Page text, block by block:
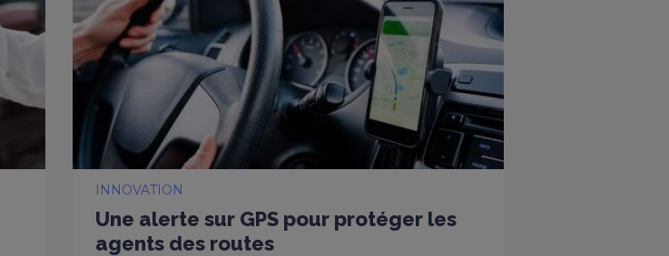
INNOVATION
Une alerte sur GPS pour protéger les
agents des routes